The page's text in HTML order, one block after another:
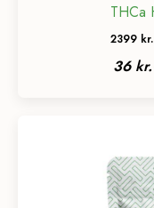
THCa
2399 kr.
36 kr.